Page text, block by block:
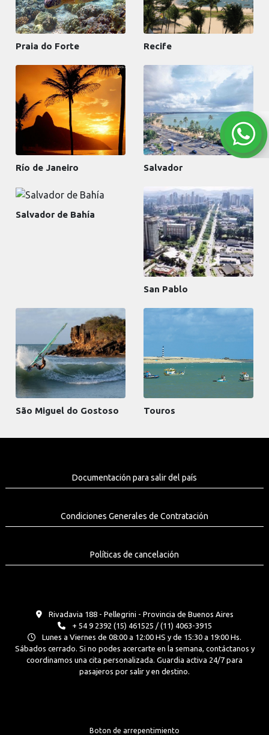
Praia do Forte Recife
Río de Janeiro Salvador
Salvador de Bahía
San Pablo
São Miguel do Gostoso Touros
Documentación para salir del país
Condiciones Generales de Contratación
Políticas de cancelación
Rivadavia 188 - Pellegrini - Provincia de Buenos Aires
+ 54 9 2392 (15) 461525 / (11) 4063-3915
Lunes a Viernes de 08:00 a 12:00 HS y de 15:30 a 19:00 Hs.
Sábados cerrado. Si no podes acercarte en la semana, contáctanos y
coordinamos una cita personalizada. Guardia activa 24/7 para
pasajeros por salir y en destino.
Boton de arrepentimiento